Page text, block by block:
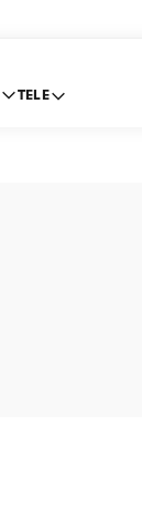
TELE